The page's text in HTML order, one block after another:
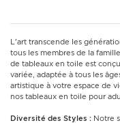
L'art transcende les
tous les membres de la
de tableaux en toile est
variée, adaptée à tous les
artistique à votre espace de
nos tableaux en toile pour
Diversité des Styles : Notre